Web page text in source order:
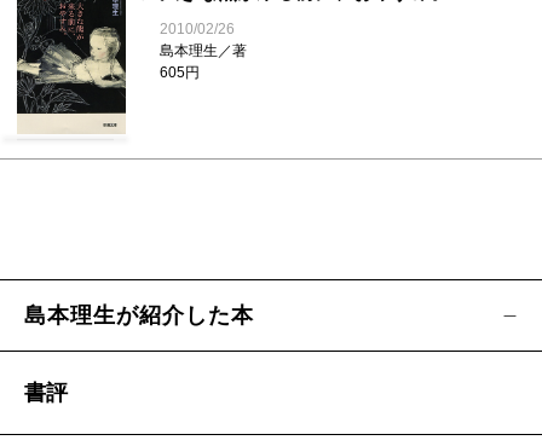
2010/02/26
島本理生／著
605円
島本理生が紹介した本
書評